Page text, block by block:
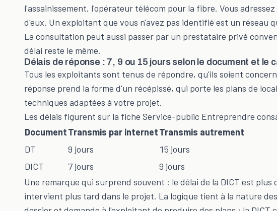
l'assainissement, l'opérateur télécom pour la fibre. Vous
d'eux. Un exploitant que vous n'avez pas identifié est un réseau
La consultation peut aussi passer par un prestataire privé
délai reste le même.
Délais de réponse : 7, 9 ou 15 jours selon le document et le
Tous les exploitants sont tenus de répondre, qu'ils soient
réponse prend la forme d'un récépissé, qui porte les plans de
techniques adaptées à votre projet.
Les délais figurent sur la fiche Service-public Entreprendre
DocumentTransmis par internetTransmis autrement
DT
9 jours
15 jours
DICT
7 jours
9 jours
Une remarque qui surprend souvent : le délai de la DICT est plus
intervient plus tard dans le projet. La logique tient à la nature